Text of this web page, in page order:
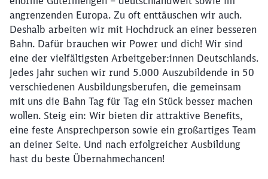
angrenzenden Europa. Zu oft enttäuschen wir auch.
Deshalb arbeiten wir mit Hochdruck an einer besseren
Bahn. Dafür brauchen wir Power und dich! Wir sind
eine der vielfältigsten Arbeitgeber:innen Deutschlands.
Jedes Jahr suchen wir rund 5.000 Auszubildende in 50
verschiedenen Ausbildungsberufen, die gemeinsam
mit uns die Bahn Tag für Tag ein Stück besser machen
wollen. Steig ein: Wir bieten dir attraktive Benefits,
eine feste Ansprechperson sowie ein großartiges Team
an deiner Seite. Und nach erfolgreicher Ausbildung
hast du beste Übernahmechancen!